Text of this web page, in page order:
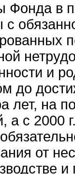
Фонда в
с
и
до
лет, на
а с 2000
от